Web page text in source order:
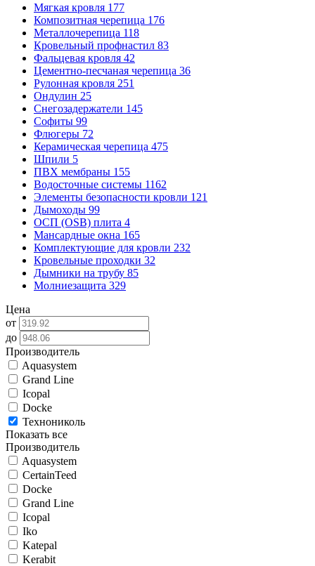
Мягкая кровля 177
Композитная черепица 176
Металлочерепица 118
Кровельный профнастил 83
Фальцевая кровля 42
Цементно-песчаная черепица 36
Рулонная кровля 251
Ондулин 25
Снегозадержатели 145
Софиты 99
Флюгеры 72
Керамическая черепица 475
Шпили 5
ПВХ мембраны 155
Водосточные системы 1162
Элементы безопасности кровли 121
Дымоходы 99
ОСП (OSB) плита 4
Мансардные окна 165
Комплектующие для кровли 232
Кровельные проходки 32
Дымники на трубу 85
Молниезащита 329
Цена
от
до
Производитель
Aquasystem
Grand Line
Icopal
Docke
Технониколь
Показать все
Производитель
Aquasystem
CertainTeed
Docke
Grand Line
Icopal
Iko
Katepal
Kerabit